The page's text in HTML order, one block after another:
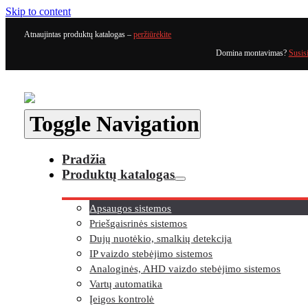
Skip to content
Atnaujintas produktų katalogas –peržiūrėkite
Domina montavimas?
Toggle Navigation
Pradžia
Produktų katalogas
Apsaugos sistemos
Priešgaisrinės sistemos
Dujų nuotėkio, smalkių detekcija
IP vaizdo stebėjimo sistemos
Analoginės, AHD vaizdo stebėjimo sistemos
Vartų automatika
Įeigos kontrolė